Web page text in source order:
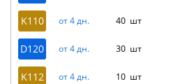
K110 от 4 дн. 40 шт
D120 от 4 дн. 30 шт
K112 от 4 дн. 10 шт